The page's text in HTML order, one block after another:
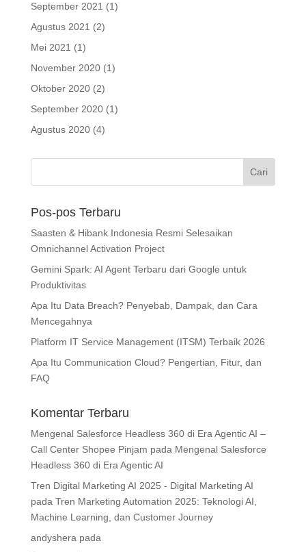
September 2021 (1)
Agustus 2021 (2)
Mei 2021 (1)
November 2020(1)
Oktober 2020(2)
September 2020(1)
Agustus 2020(4)
Pos-pos Terbaru
Saasten & Hibank Indonesia Resmi Selesaikan
Omnichannel Activation Project
Gemini Spark: AI Agent Terbaru dari Google untuk
Produktivitas
Apa Itu Data Breach? Penyebab, Dampak, dan Cara
Mencegahnya
Platform IT Service Management (ITSM) Terbaik 2026
Apa Itu Communication Cloud? Pengertian, Fitur, dan
FAQ
Komentar Terbaru
Mengenal Salesforce Headless 360 di Era Agentic AI –
Call Center Shopee Pinjam pada Mengenal Salesforce
Headless 360 di Era Agentic AI
Tren Digital Marketing AI 2025 - Digital Marketing AI
pada Tren Marketing Automation 2025: Teknologi AI,
Machine Learning, dan Customer Journey
andyshera pada